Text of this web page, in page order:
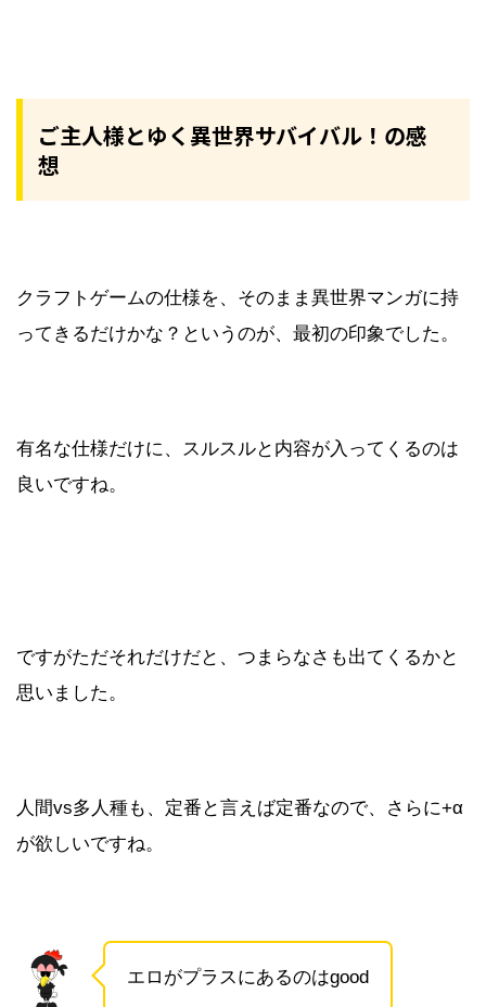
ご主人様とゆく異世界サバイバル！の感
想
クラフトゲームの仕様を、そのまま異世界マンガに持
ってきるだけかな？というのが、最初の印象でした。
有名な仕様だけに、スルスルと内容が入ってくるのは
良いですね。
ですがただそれだけだと、つまらなさも出てくるかと
思いました。
人間vs多人種も、定番と言えば定番なので、さらに+α
が欲しいですね。
エロがプラスにあるのはgood